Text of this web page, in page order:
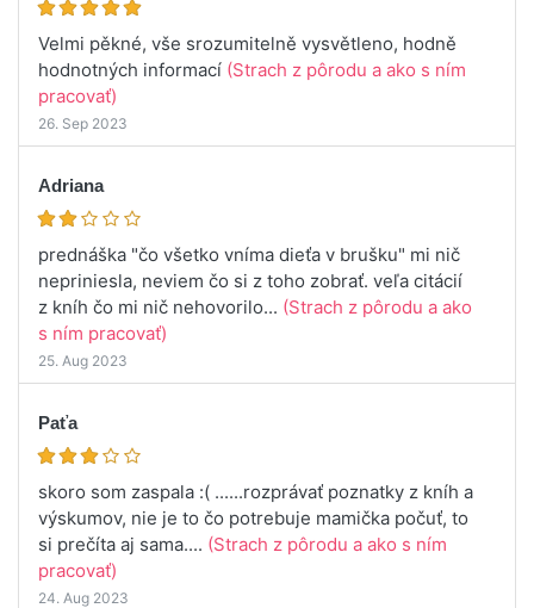
Velmi pěkné, vše srozumitelně vysvětleno, hodně
hodnotných informací (Strach z pôrodu a ako s ním
pracovať)
26. Sep 2023
Adriana
prednáška "čo všetko vníma dieťa v brušku" mi nič
nepriniesla, neviem čo si z toho zobrať. veľa citácií
z kníh čo mi nič nehovorilo... (Strach z pôrodu a ako
s ním pracovať)
25. Aug 2023
Paťa
skoro som zaspala :( ......rozprávať poznatky z kníh a
výskumov, nie je to čo potrebuje mamička počuť, to
si prečíta aj sama.... (Strach z pôrodu a ako s ním
pracovať)
24. Aug 2023